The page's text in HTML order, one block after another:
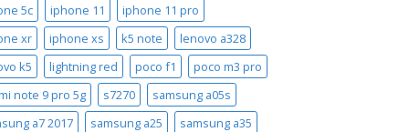
5c
iphone 11
iphone 11 pro
xr
iphone xs k5 note
lenovo a328
k5
lightning red poco f1
poco m3 pro
note 9 pro 5g
s7270
samsung a05s
a7 2017
samsung a25
samsung a35